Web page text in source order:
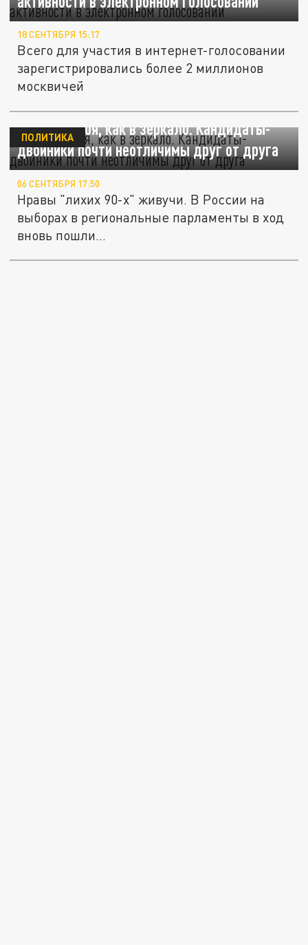
18 СЕНТЯБРЯ 15:17
Всего для участия в интернет-голосовании
зарегистрировались более 2 миллионов
москвичей
Гляжу в тебя, как в зеркало. Кандидаты-
двойники почти неотличимы друг от друга
ПОЛИТИКА
06 СЕНТЯБРЯ 17:50
Нравы "лихих 90-х" живучи. В России на
выборах в региональные парламенты в ход
вновь пошли...